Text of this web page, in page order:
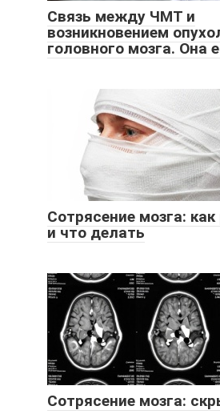
Связь между ЧМТ и
возникновением
головного мозга. Она
Сотрясение мозга:
и что делать
Сотрясение мозга: